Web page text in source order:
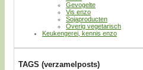
Gevogelte
Vis enzo
Sojaproducten
Overig vegetarisch
Keukengerei, kennis enzo
TAGS (verzamelposts)